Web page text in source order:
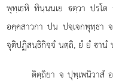
พุทฺเธหิ ทินฺนนเย ตฺวา ปรโต
อคฺคสาวกา ปน ปจฺเจกพุทฺธา
จุติปฏิสนฺธิกิจฺจํ นตฺถิ, ยํ ยํ านํ
ติตฺถิยา จ ปุพฺเพนิวาสํ